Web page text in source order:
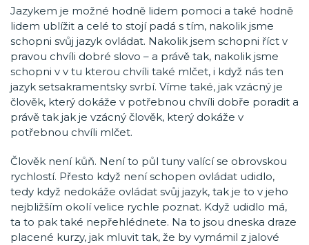
Jazykem je možné hodně lidem pomoci a také hodně
lidem ublížit a celé to stojí padá s tím, nakolik jsme
schopni svůj jazyk ovládat. Nakolik jsem schopni říct v
pravou chvíli dobré slovo – a právě tak, nakolik jsme
schopni v v tu kterou chvíli také mlčet, i když nás ten
jazyk setsakramentsky svrbí. Víme také, jak vzácný je
člověk, který dokáže v potřebnou chvíli dobře poradit a
právě tak jak je vzácný člověk, který dokáže v
potřebnou chvíli mlčet.
Člověk není kůň. Není to půl tuny valící se obrovskou
rychlostí. Přesto když není schopen ovládat udidlo,
tedy když nedokáže ovládat svůj jazyk, tak je to v jeho
nejbližším okolí velice rychle poznat. Když udidlo má,
ta to pak také nepřehlédnete. Na to jsou dneska draze
placené kurzy, jak mluvit tak, že by vymámil z jalové